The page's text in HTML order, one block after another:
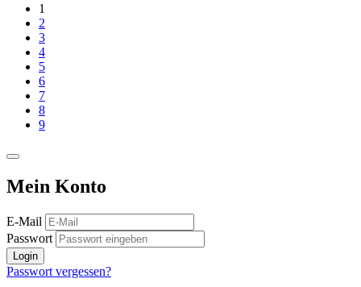
1
2
3
4
5
6
7
8
9
Mein Konto
E-Mail
Passwort
Login
Passwort vergessen?